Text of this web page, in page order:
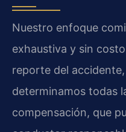
Nuestro enfoque
exhaustiva y sin
reporte del
determinamos todas
compensación, que